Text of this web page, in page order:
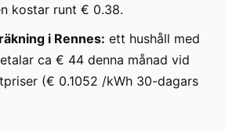
kostar runt € 0.38.
i Rennes: ett hushåll med
ca € 44 denna månad vid
(€ 0.1052 /kWh 30-dagars